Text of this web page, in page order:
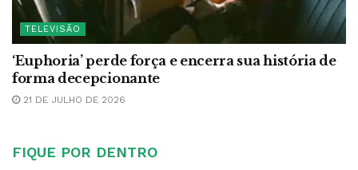
TELEVISÃO
‘Euphoria’ perde força e encerra sua história de
forma decepcionante
21 DE JULHO DE 2026
FIQUE POR DENTRO